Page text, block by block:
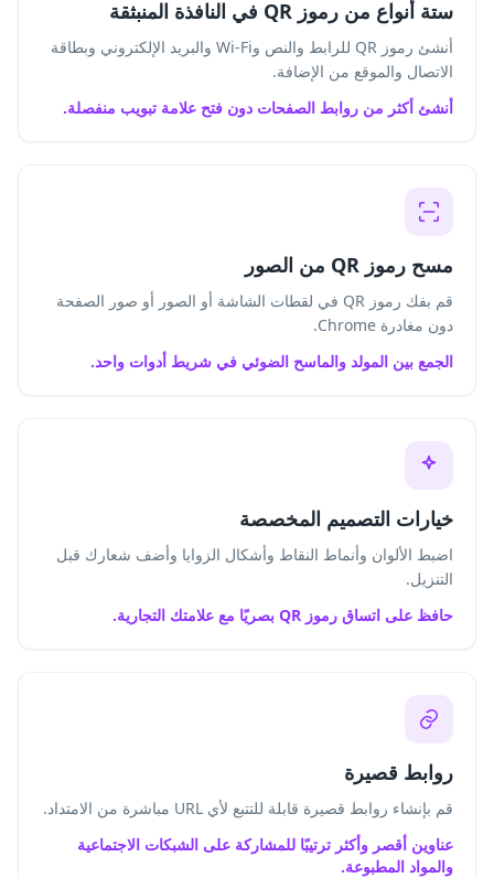
ستة أنواع من رموز QR في النافذة المنبثقة
أنشئ رموز QR للرابط والنص وWi-Fi والبريد الإلكتروني وبطاقة
الاتصال والموقع من الإضافة.
أنشئ أكثر من روابط الصفحات دون فتح علامة تبويب منفصلة.
مسح رموز QR من الصور
قم بفك رموز QR في لقطات الشاشة أو الصور أو صور الصفحة
دون مغادرة Chrome.
الجمع بين المولد والماسح الضوئي في شريط أدوات واحد.
خيارات التصميم المخصصة
اضبط الألوان وأنماط النقاط وأشكال الزوايا وأضف شعارك قبل
التنزيل.
حافظ على اتساق رموز QR بصريًا مع علامتك التجارية.
روابط قصيرة
قم بإنشاء روابط قصيرة قابلة للتتبع لأي URL مباشرة من الامتداد.
عناوين أقصر وأكثر ترتيبًا للمشاركة على الشبكات الاجتماعية
والمواد المطبوعة.